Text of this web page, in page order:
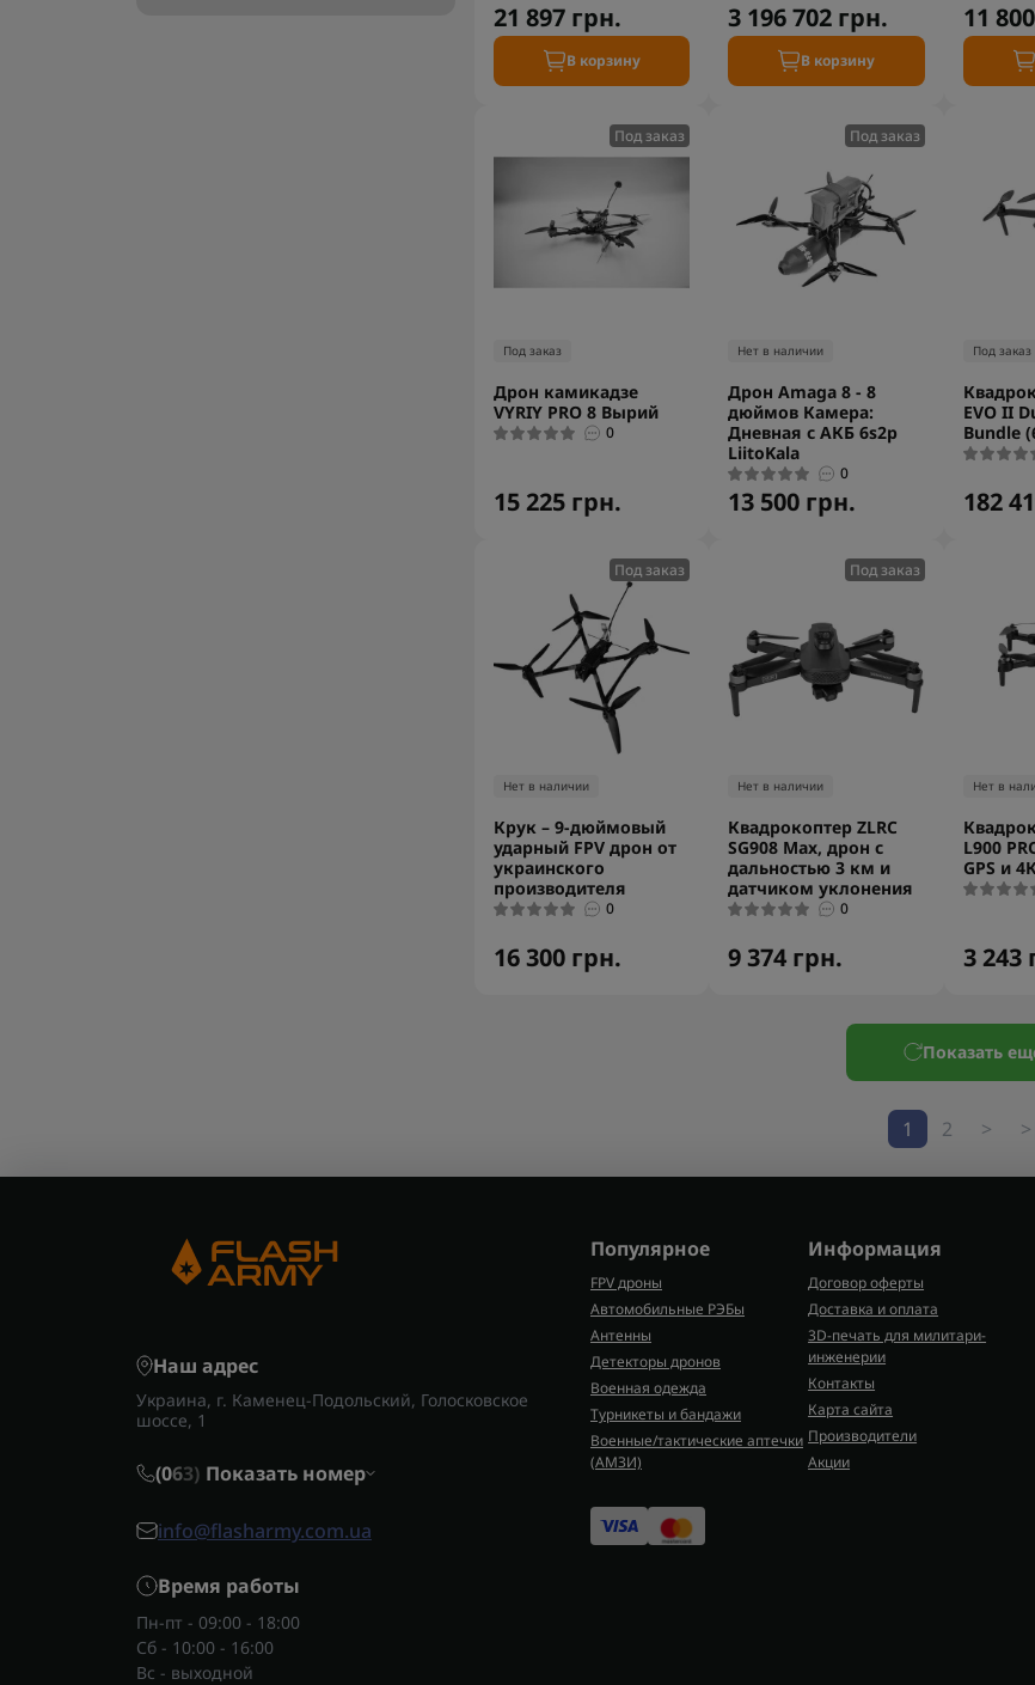
21 897 грн.
В корзину
3 196 702 грн.
В корзину
11
Под заказ
Под заказ
Дрон камикадзе
VYRIY PRO 8 Вырий
0
15 225 грн.
Под заказ
Нет в наличии
Дрон Amaga 8 - 8
дюймов Камера:
Дневная с АКБ 6s2p
LiitoKala
0
13 500 грн.
Под заказ
EVO II
Bundle
182
Под заказ
Нет в наличии
Крук – 9-дюймовый
ударный FPV дрон от
украинского
производителя
0
16 300 грн.
Под заказ
Нет в наличии
Квадрокоптер ZLRC
SG908 Max, дрон с
дальностью 3 км и
датчиком уклонения
0
9 374 грн.
Нет в
L900
GPS и
3 243
Показать
1 2 >
Наш адрес
Украина, г. Каменец-Подольский, Голосковское
шоссе, 1
(063) Показать номер
info@flasharmy.com.ua
Время работы
Пн-пт - 09:00 - 18:00
Сб - 10:00 - 16:00
Вс - выходной
Популярное
FPV дроны
Автомобильные РЭБы
Антенны
Детекторы дронов
Военная одежда
Турникеты и бандажи
Военные/тактические аптечки
(AMЗИ)
Информация
Договор оферты
Доставка и оплата
3D-печать для милитари-
инженерии
Контакты
Карта сайта
Производители
Акции